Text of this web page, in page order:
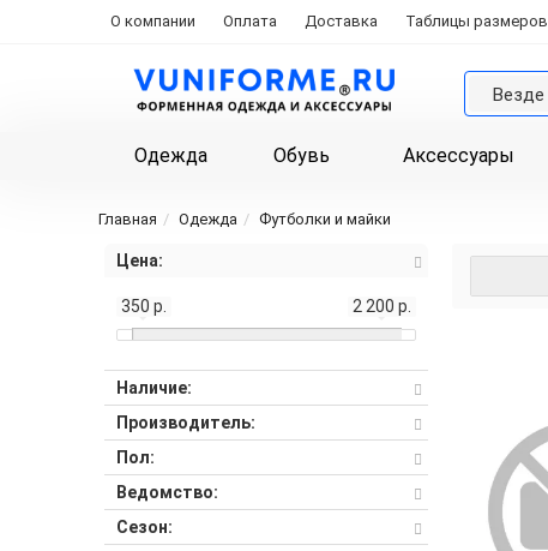
О компании Оплата Доставка Таблицы размеров
Везде
Одежда Обувь Аксессуары
Главная Одежда Футболки и майки
Цена:
350 р. 2 200 р.
Наличие:
Производитель:
Пол:
Ведомство:
Сезон: